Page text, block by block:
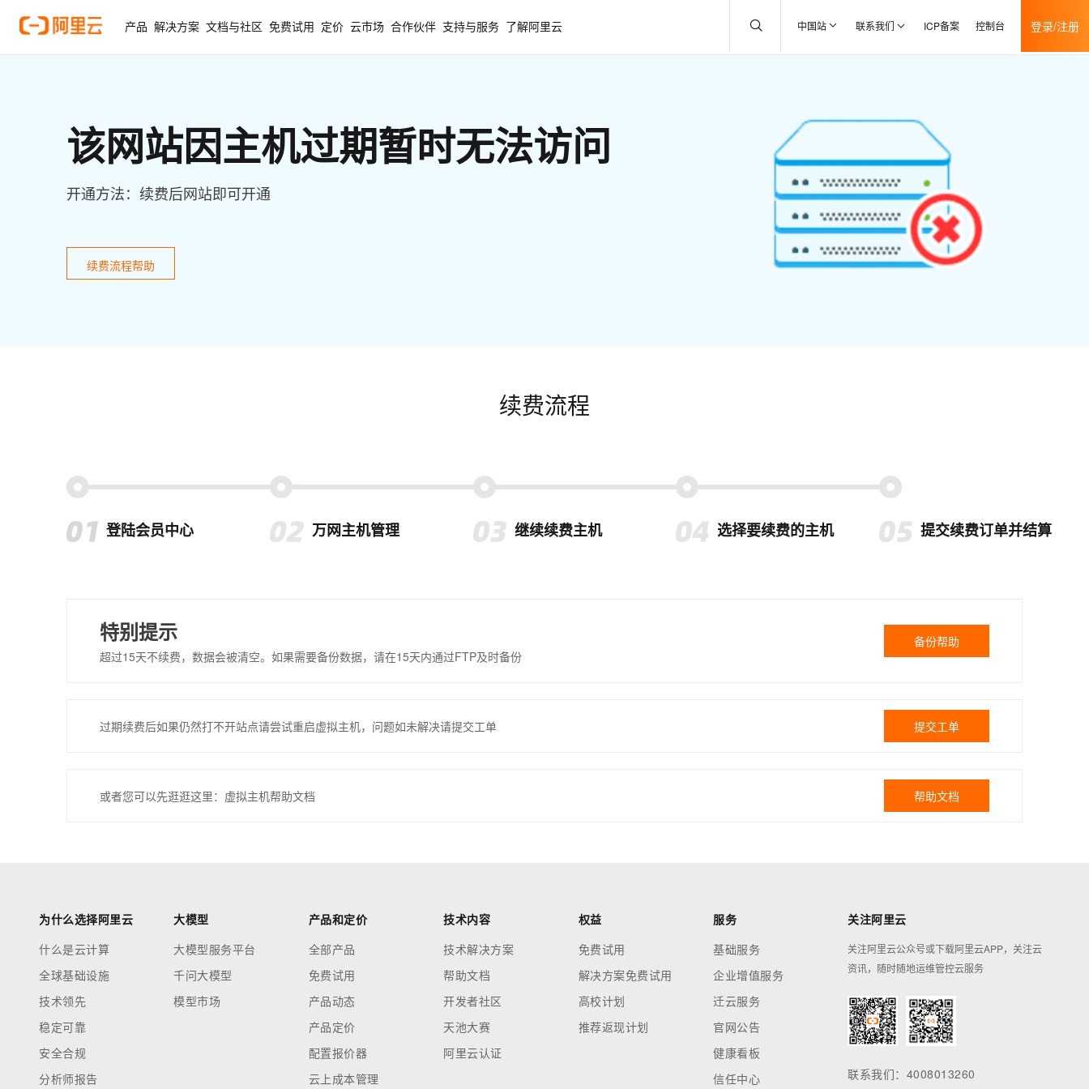
产品 解决方案 文档与社区 免费试用 定价 云市场 合作伙伴 支持与服务 了解阿里云 中国站 联系我们 ICP备案 控制台 登录/注册
该网站因主机过期暂时无法访问
开通方法：续费后网站即可开通
续费流程帮助
续费流程
登陆会员中心 万网主机管理 继续续费主机 选择要续费的主机 提交续费订单并结算
特别提示
超过15天不续费，数据会被清空。如果需要备份数据，请在15天内通过FTP及时备份
备份帮助
过期续费后如果仍然打不开站点请尝试重启虚拟主机，问题如未解决请提交工单 提交工单
或者您可以先逛逛这里：虚拟主机帮助文档 帮助文档